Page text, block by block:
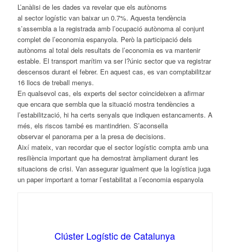
L’anàlisi de les dades va revelar que els autònoms
al sectorlogístic van baixar un 0.7%. Aquesta tendència
s’assembla a la registrada amb l’ocupació autònoma al conjunt
complet de l’economia espanyola. Però la participació dels
autònoms al total dels resultats de l’economia es va mantenir
estable. El transport marítim va ser l?únic sectorque va registrar
descensos durant el febrer. En aquest cas, es van comptabilitzar
16 llocs de treball menys.
En qualsevol cas, els experts del sectorcoincideixen a afirmar
que encara que sembla que la situació mostra tendències a
l’estabilització, hi ha certs senyals que indiquen estancaments. A
més, els riscos també es mantindrien. S’aconsella
observarel panorama per a la presa de decisions.
Així mateix, van recordar que el sectorlogístic compta amb una
resiliència important que ha demostrat àmpliament durant les
situacions de crisi. Van assegurar igualment que la logística juga
un paper important a tornar l’estabilitat a l’economia espanyola
Clúster Logístic de Catalunya